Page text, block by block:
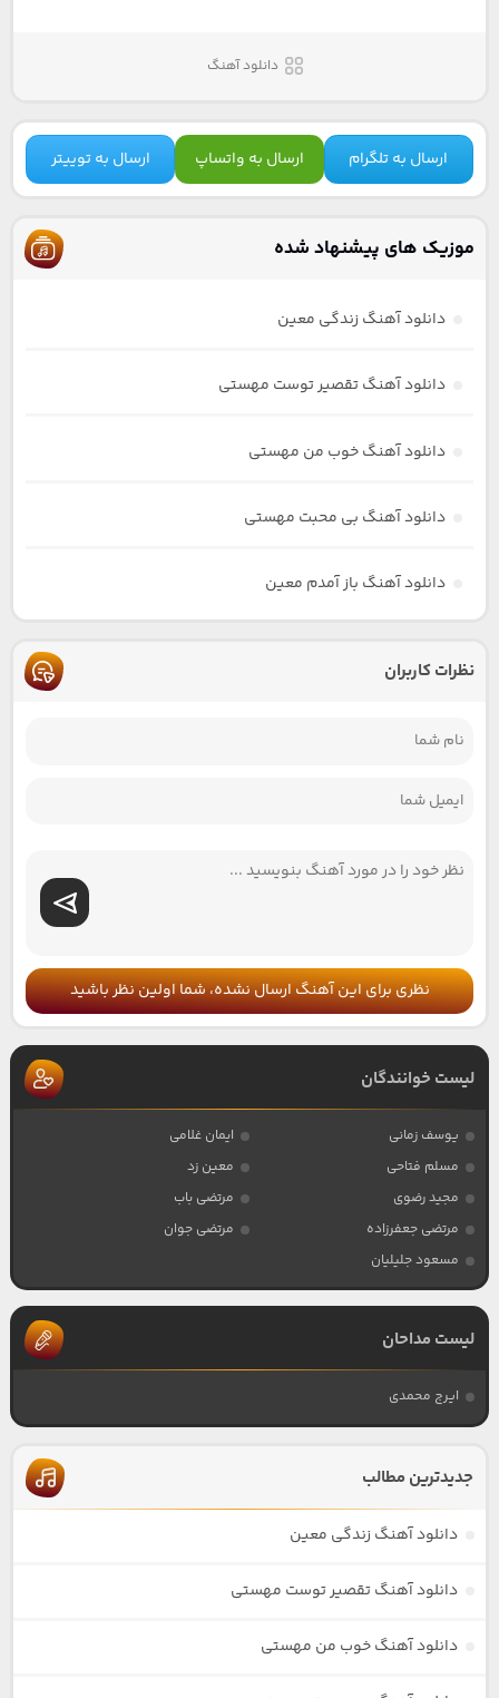
دانلود آهنگ
ارسال به تلگرام ارسال به واتساپ ارسال به توییتر
موزیک های پیشنهاد شده
دانلود آهنگ زندگی معین
دانلود آهنگ تقصیر توست مهستی
دانلود آهنگ خوب من مهستی
دانلود آهنگ بی محبت مهستی
دانلود آهنگ باز آمدم معین
نظرات کاربران
نظری برای این آهنگ ارسال نشده، شما اولین نظر باشید
لیست خوانندگان
یوسف زمانی
ایمان غلامی
مسلم فتاحی
معین زد
مجید رضوی
مرتضی باب
مرتضی جعفرزاده
مرتضی جوان
مسعود جلیلیان
لیست مداحان
ایرج محمدی
جدیدترین مطالب
دانلود آهنگ زندگی معین
دانلود آهنگ تقصیر توست مهستی
دانلود آهنگ خوب من مهستی